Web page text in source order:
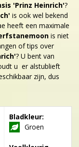
'Prinz Heinrich'?
is ook wel bekend
heeft een maximale
is niet
of tips over
? U bent van
u er alstublieft
zijn, dus
Bladkleur:
Groen